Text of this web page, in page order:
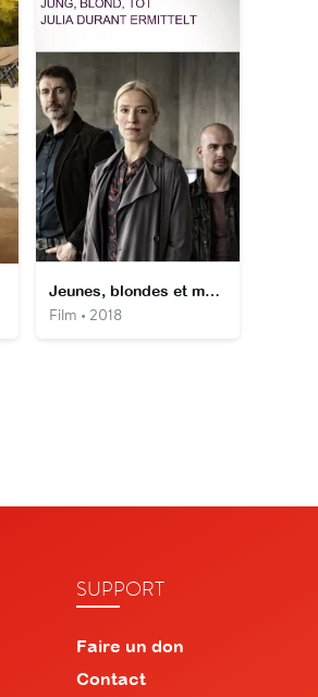
Jeunes, blondes et mortes
Film • 2018
SUPPORT
Faire un don
Contact